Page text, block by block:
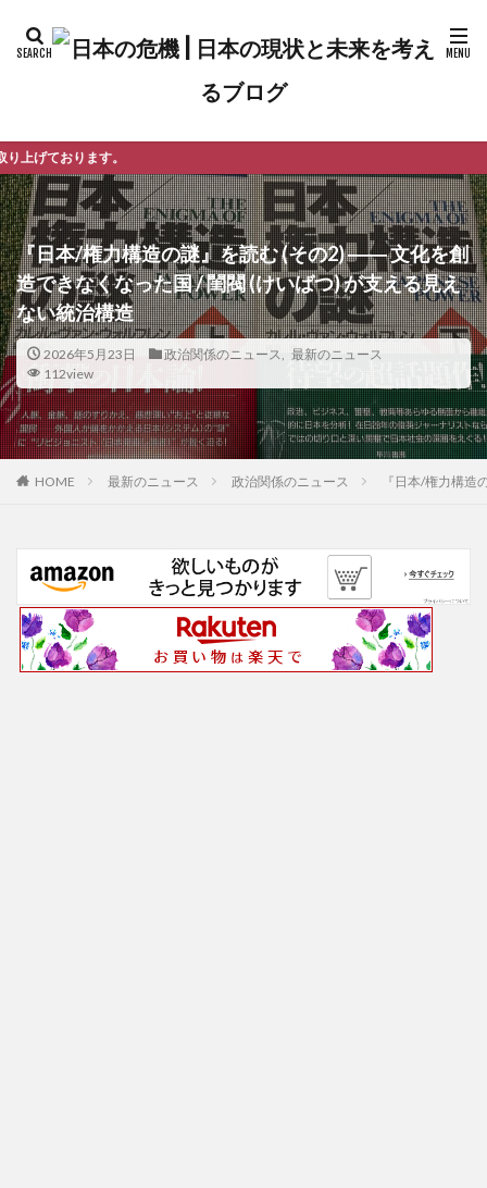
『日本/権力構造の謎』を読む (その2) ―― 文化を創
造できなくなった国 / 閨閥 (けいばつ) が支える見え
ない統治構造
2026年5月23日 政治関係のニュース
最新のニュース
112view
HOME 最新のニュース 政治関係のニュース 『日本/権力構